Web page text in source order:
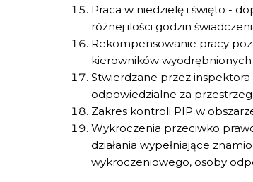
Praca w niedzielę i święto -
różnej ilości godzin
Rekompensowanie pracy
kierowników
Stwierdzane przez
odpowiedzialne za
Zakres kontroli PIP w
Wykroczenia przeciwko
działania wypełniające
wykroczeniowego, osoby